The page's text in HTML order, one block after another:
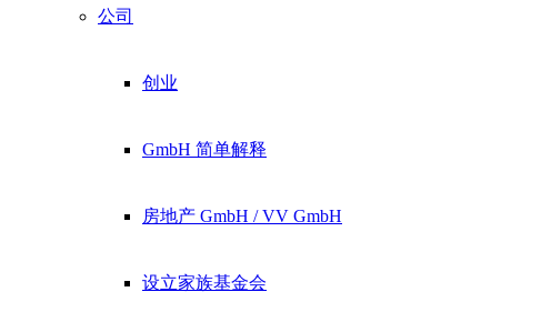
公司
创业
GmbH 简单解释
房地产 GmbH / VV GmbH
设立家族基金会